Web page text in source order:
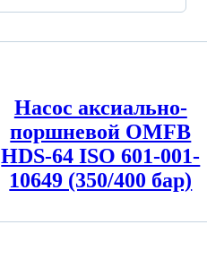
Насос аксиально-
поршневой OMFB
HDS-64 ISO 601-001-
10649 (350/400 бар)